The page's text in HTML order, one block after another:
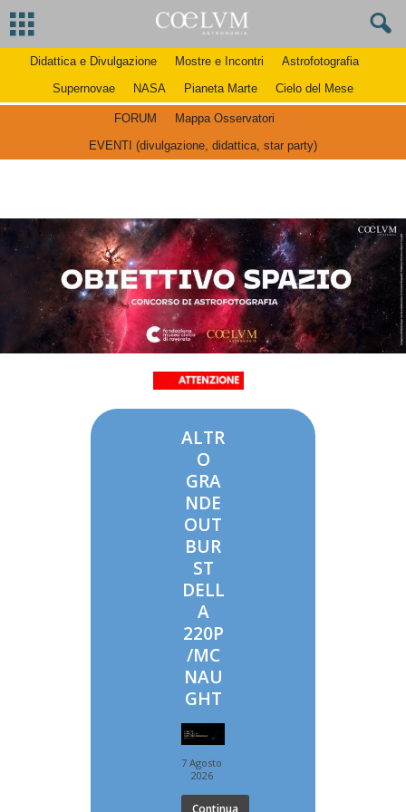
Didattica e Divulgazione Mostre e Incontri
Astrofotografia
Supernovae
NASA Pianeta Marte Cielo del Mese
FORUM
Mappa Osservatori
EVENTI (divulgazione, didattica, star party)
ALTR
O
GRA
NDE
OUT
BUR
ST
DELL
A
220P
/MC
NAU
GHT
7 Agosto
2026
Continua